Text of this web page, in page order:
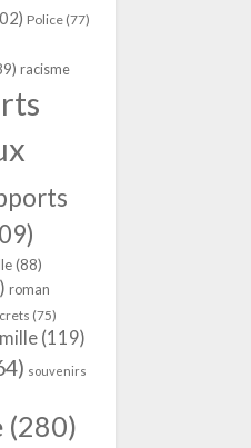
Police(77)
racisme
(88)
roman
(75)
(119)
souvenirs
(280)